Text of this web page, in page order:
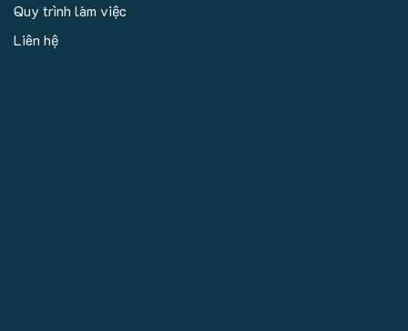
Quy trình làm việc
Liên hệ